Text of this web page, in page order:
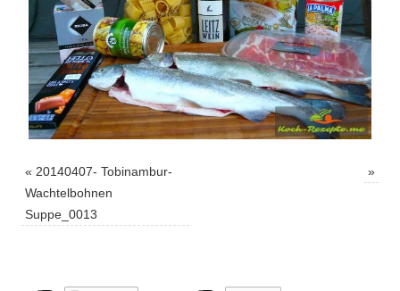
« 20140407- Tobinambur-
Wachtelbohnen
Suppe_0013
»